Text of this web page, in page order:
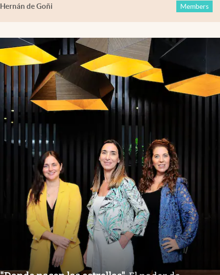
Hernán de Goñi Members